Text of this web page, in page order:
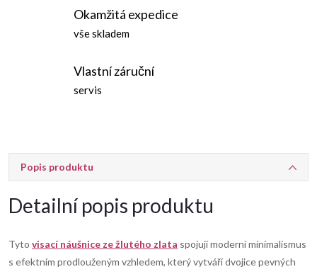
Okamžitá expedice
vše skladem
Vlastní záruční
servis
Popis produktu
Detailní popis produktu
Tyto visací náušnice ze žlutého zlata spojují moderní minimalismus
s efektním prodlouženým vzhledem, který vytváří dvojice pevných